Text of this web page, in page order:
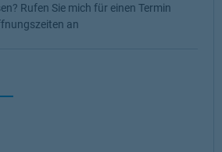
Rufen Sie mich für einen Termin
an